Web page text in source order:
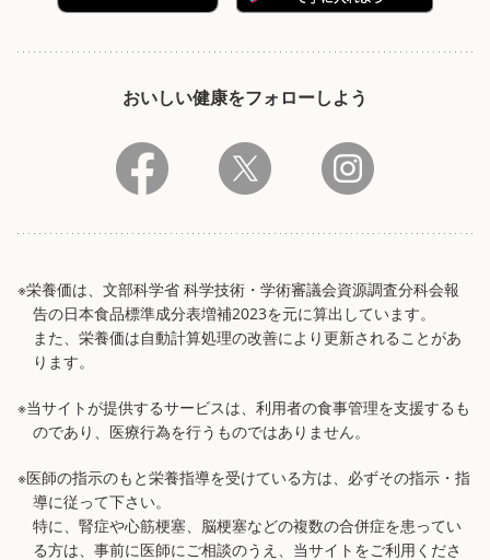
おいしい健康をフォローしよう
※栄養価は、文部科学省 科学技術・学術審議会資源調査分科会報
告の日本食品標準成分表増補2023を元に算出しています。
また、栄養価は自動計算処理の改善により更新されることがあ
ります。
※当サイトが提供するサービスは、利用者の食事管理を支援するも
のであり、医療行為を行うものではありません。
※医師の指示のもと栄養指導を受けている方は、必ずその指示・指
導に従って下さい。
特に、腎症や心筋梗塞、脳梗塞などの複数の合併症を患ってい
る方は、事前に医師にご相談のうえ、当サイトをご利用くださ